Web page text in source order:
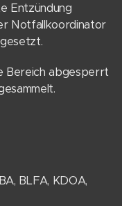
Entzündung
Notfallkoordinator
Bereich abgesperrt
BLFA, KDOA,